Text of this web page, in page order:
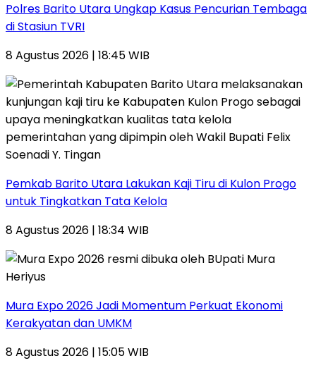
Polres Barito Utara Ungkap Kasus Pencurian Tembaga
di Stasiun TVRI
8 Agustus 2026 | 18:45 WIB
Pemkab Barito Utara Lakukan Kaji Tiru di Kulon Progo
untuk Tingkatkan Tata Kelola
8 Agustus 2026 | 18:34 WIB
Mura Expo 2026 Jadi Momentum Perkuat Ekonomi
Kerakyatan dan UMKM
8 Agustus 2026 | 15:05 WIB